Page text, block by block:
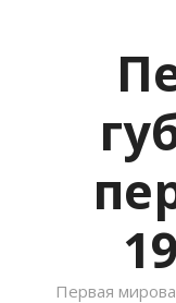
Первая